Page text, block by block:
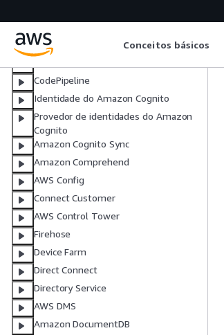
Conceitos básicos
CodeBuild
CodeCommit
CodePipeline
Identidade do Amazon Cognito
Provedor de identidades do Amazon
Cognito
Amazon Cognito Sync
Amazon Comprehend
AWS Config
Connect Customer
AWS Control Tower
Firehose
Device Farm
Direct Connect
Directory Service
AWS DMS
Amazon DocumentDB